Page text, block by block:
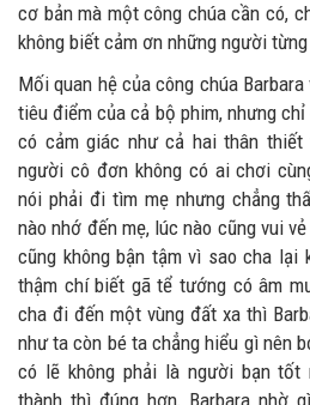
cơ bản mà một công chúa cần có,
không biết cảm ơn những người
Mối quan hệ của công chúa
tiêu điểm của cả bộ phim, nhưng
có cảm giác như cả hai thân
người cô đơn không có ai chơi
nói phải đi tìm mẹ nhưng chẳng
nào nhớ đến mẹ, lúc nào cũng vui
cũng không bận tậm vì sao cha lại
thậm chí biết gã tể tướng có âm
cha đi đến một vùng đất xa thì
như ta còn bé ta chẳng hiểu gì nên
có lẽ không phải là người bạn
thành thì đúng hơn, Barbara nhờ